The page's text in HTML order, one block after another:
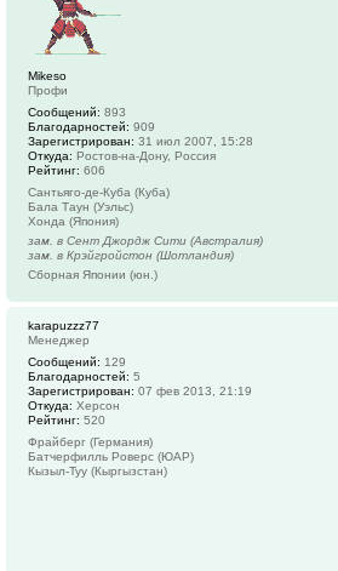
Mikeso
Профи
Сообщений: 893
Благодарностей: 909
Зарегистрирован: 31 июл 2007, 15:28
Откуда: Ростов-на-Дону, Россия
Рейтинг: 606
Сантьяго-де-Куба (Куба)
Бала Таун (Уэльс)
Хонда (Япония)
зам. в Сент Джордж Сити (Австралия)
зам. в Крэйгройстон (Шотландия)
Сборная Японии (юн.)
karapuzzz77
Менеджер
Сообщений: 129
Благодарностей: 5
Зарегистрирован: 07 фев 2013, 21:19
Откуда: Херсон
Рейтинг: 520
Фрайберг (Германия)
Батчерфилль Роверс (ЮАР)
Кызыл-Туу (Кыргызстан)